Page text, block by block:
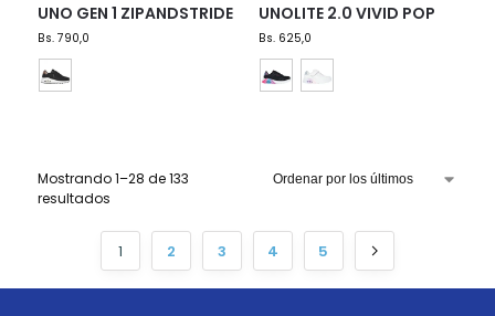
UNO GEN 1 ZIPANDSTRIDE
Bs.790,0
UNOLITE 2.0 VIVID POP
Bs.625,0
Mostrando 1–28 de 133
resultados
1 2 3 4 5